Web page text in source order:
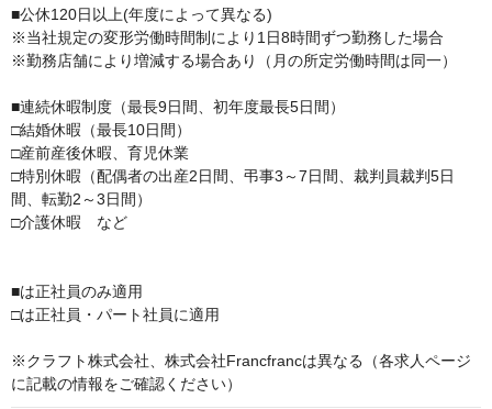
■公休120日以上(年度によって異なる)
※当社規定の変形労働時間制により1日8時間ずつ勤務した場合
※勤務店舗により増減する場合あり（月の所定労働時間は同一）
■連続休暇制度（最長9日間、初年度最長5日間）
□結婚休暇（最長10日間）
□産前産後休暇、育児休業
□特別休暇（配偶者の出産2日間、弔事3～7日間、裁判員裁判5日
間、転勤2～3日間）
□介護休暇　など
■は正社員のみ適用
□は正社員・パート社員に適用
※クラフト株式会社、株式会社Francfrancは異なる（各求人ページ
に記載の情報をご確認ください）